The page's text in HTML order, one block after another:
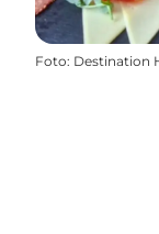
Foto: Destination